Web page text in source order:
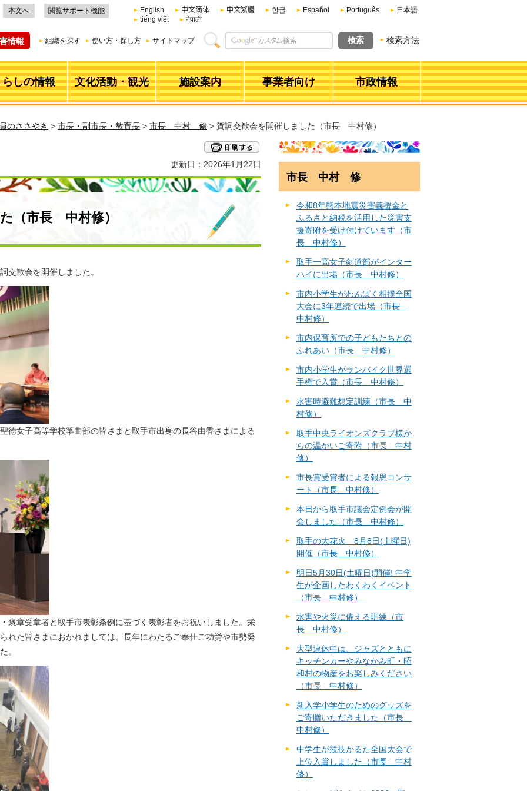
本文へ 閲覧サポート機能 English 中文简体 中文繁體 한글 Español Português
日本語
tiếng việt
नेपाली
情報 組織を探す 使い方・探し方 サイトマップ 検索方法
らしの情報 文化活動・観光 施設案内 事業者向け 市政情報
のささやき > 市長・副市長・教育長 > 市長 中村 修 > 賀詞交歓会を開催しました（市長 中村修）
更新日：2026年1月22日
（市長 中村修）
交歓会を開催しました。
徳女子高等学校箏曲部の皆さまと取手市出身の長谷由香さまによる
褒章受章者と取手市表彰条例に基づく表彰者をお祝いしました。栄
れた皆さまにおかれましては、長年にわたるご奉仕ご功労や市勢発
。
市長 中村 修
令和8年熊本地震災害義援金と
ふるさと納税を活用した災害支
援寄附を受け付けています（市
長 中村修）
取手一高女子剣道部がインター
ハイに出場（市長 中村修）
市内小学生がわんぱく相撲全国
大会に3年連続で出場（市長
中村修）
市内保育所での子どもたちとの
ふれあい（市長 中村修）
市内小学生がランバイク世界選
手権で入賞（市長 中村修）
水害時避難想定訓練（市長 中
村修）
取手中央ライオンズクラブ様か
らの温かいご寄附（市長 中村
修）
市長賞受賞者による報恩コンサ
ート（市長 中村修）
本日から取手市議会定例会が開
会しました（市長 中村修）
取手の大花火 8月8日(土曜日)
開催（市長 中村修）
明日5月30日(土曜日)開催! 中学
生が企画したわくわくイベント
（市長 中村修）
水害や火災に備える訓練（市
長 中村修）
大型連休中は、ジャズとともに
キッチンカーやみなかみ町・昭
和村の物産をお楽しみください
（市長 中村修）
新入学小学生のためのグッズを
ご寄贈いただきました（市長
中村修）
中学生が競技かるた全国大会で
上位入賞しました（市長 中村
修）